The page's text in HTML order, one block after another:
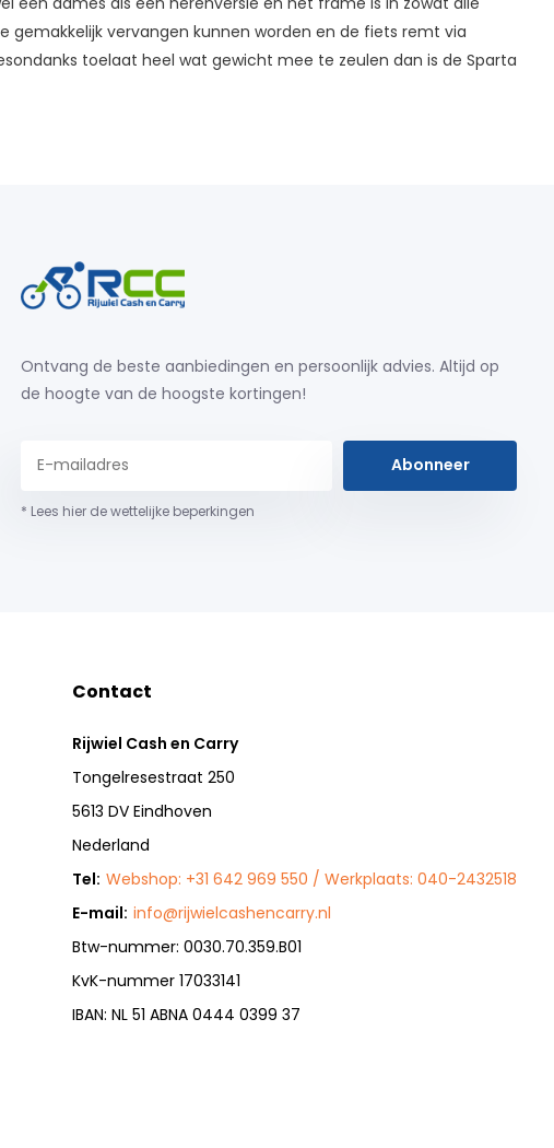
vervangen kunnen worden en de fiets remt via
toelaat heel wat gewicht mee te zeulen dan is de Sparta
Ontvang de beste aanbiedingen en persoonlijk advies. Altijd op
de hoogte van de hoogste kortingen!
Abonneer
* Lees hier de wettelijke beperkingen
Contact
Rijwiel Cash en Carry
Tongelresestraat 250
5613 DV Eindhoven
Nederland
Tel: Webshop: +31 642 969 550 / Werkplaats: 040-2432518
E-mail: info@rijwielcashencarry.nl
Btw-nummer: 0030.70.359.B01
KvK-nummer 17033141
IBAN: NL 51 ABNA 0444 0399 37